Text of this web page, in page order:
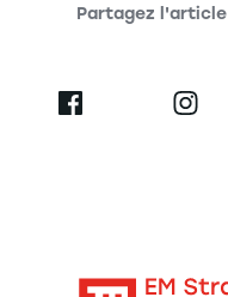
Partagez l'article